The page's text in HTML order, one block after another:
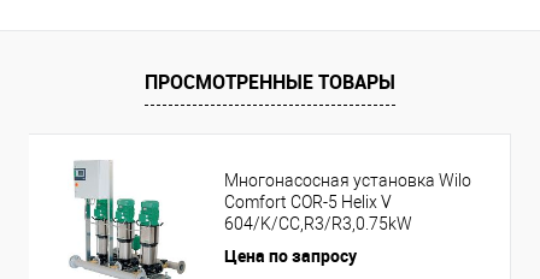
ПРОСМОТРЕННЫЕ ТОВАРЫ
Многонасосная установка Wilo
Comfort COR-5 Helix V
604/K/CC,R3/R3,0.75kW
Цена по запросу